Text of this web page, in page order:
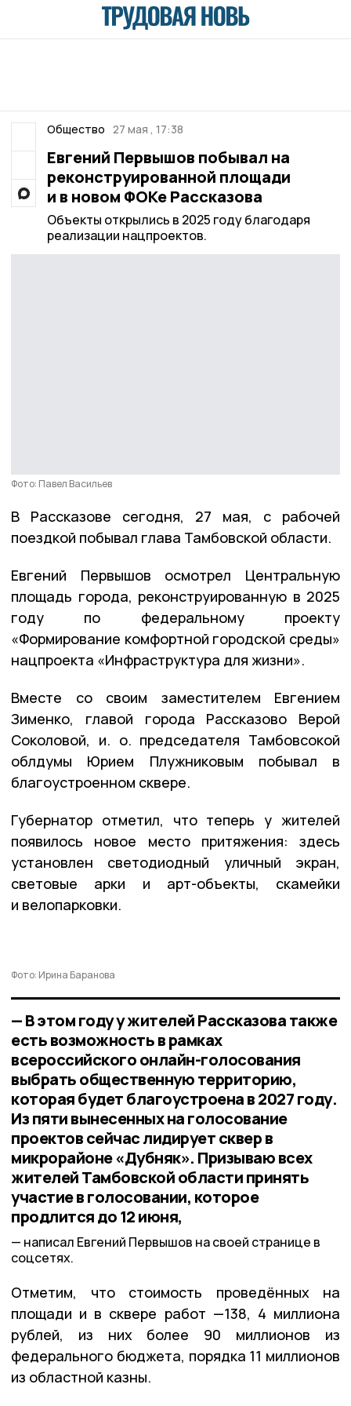
Общество 27 мая , 17:38
Евгений Первышов побывал на
реконструированной площади
и в новом ФОКе Рассказова
Объекты открылись в 2025 году благодаря
реализации нацпроектов.
Фото: Павел Васильев
В Рассказове сегодня, 27 мая, с рабочей
поездкой побывал глава Тамбовской области.
Евгений Первышов осмотрел Центральную
площадь города, реконструированную в 2025
году по федеральному проекту
«Формирование комфортной городской среды»
нацпроекта «Инфраструктура для жизни».
Вместе со своим заместителем Евгением
Зименко, главой города Рассказово Верой
Соколовой, и. о. председателя Тамбовсокой
облдумы Юрием Плужниковым побывал в
благоустроенном сквере.
Губернатор отметил, что теперь у жителей
появилось новое место притяжения: здесь
установлен светодиодный уличный экран,
световые арки и арт-объекты, скамейки
и велопарковки.
Фото: Ирина Баранова
— В этом году у жителей Рассказова также
есть возможность в рамках
всероссийского онлайн-голосования
выбрать общественную территорию,
которая будет благоустроена в 2027 году.
Из пяти вынесенных на голосование
проектов сейчас лидирует сквер в
микрорайоне «Дубняк». Призываю всех
жителей Тамбовской области принять
участие в голосовании, которое
продлится до 12 июня,
написал Евгений Первышов на своей странице в
соцсетях.
Отметим, что стоимость проведённых на
площади и в сквере работ —138, 4 миллиона
рублей, из них более 90 миллионов из
федерального бюджета, порядка 11 миллионов
из областной казны.